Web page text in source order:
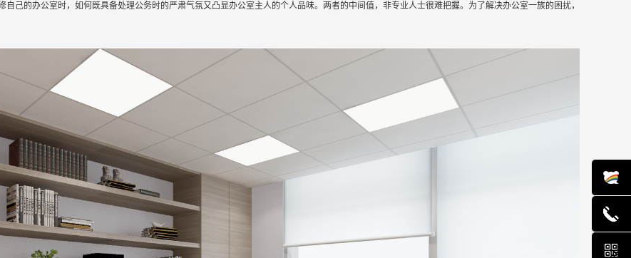
己的办公室时，如何既具备处理公务时的严肃气氛又凸显办公室主人的个人品味。两者的中间值，非专业人士很难把握。为了解决办公室一族的困扰，